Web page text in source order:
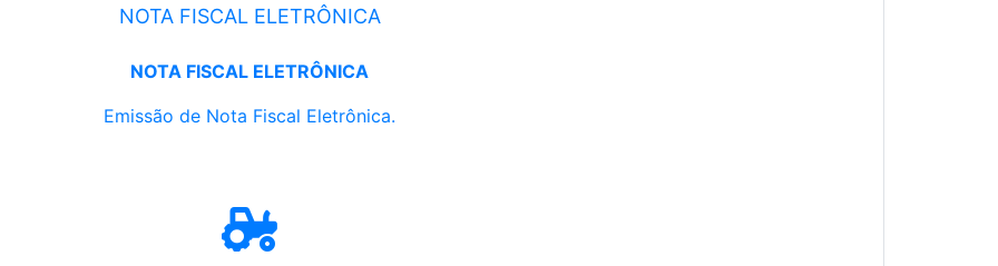
NOTA FISCAL ELETRÔNICA
NOTA FISCAL ELETRÔNICA
Emissão de Nota Fiscal Eletrônica.